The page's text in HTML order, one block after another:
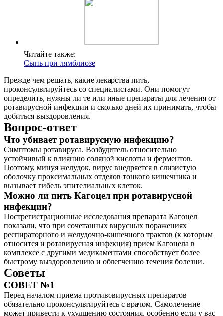
Читайте также:
Сыпь при лямблиозе
Прежде чем решать, какие лекарства пить,
проконсультируйтесь со специалистами. Они помогут
определить, нужны ли те или иные препараты для лечения от
ротавирусной инфекции и сколько дней их принимать, чтобы
добиться выздоровления.
Вопрос-ответ
Что убивает ротавирусную инфекцию?
Симптомы ротавируса. Возбудитель относительно
устойчивый к влиянию соляной кислоты и ферментов.
Поэтому, минуя желудок, вирус внедряется в слизистую
оболочку проксимальных отделов тонкого кишечника и
вызывает гибель эпителиальных клеток.
Можно ли пить Кагоцел при ротавирусной
инфекции?
Пострегистрационные исследования препарата Кагоцел
показали, что при сочетанных вирусных поражениях
респираторного и желудочно-кишечного трактов (к которым
относится и ротавирусная инфекция) прием Кагоцела в
комплексе с другими медикаментами способствует более
быстрому выздоровлению и облегчению течения болезни.
Советы
СОВЕТ №1
Перед началом приема противовирусных препаратов
обязательно проконсультируйтесь с врачом. Самолечение
может привести к ухудшению состояния, особенно если у вас